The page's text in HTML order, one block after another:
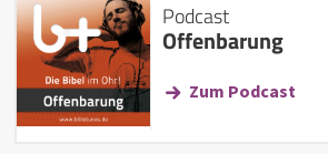
Podcast
Offenbarung
Zum Podcast